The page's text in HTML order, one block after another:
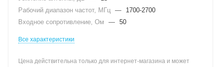
Рабочий диапазон частот, МГц —
1700-2700
Входное сопротивление, Ом
— 50
Все характеристики
Цена действительна только для интернет-магазина и может